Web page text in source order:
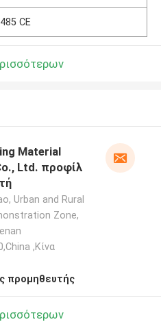
CE
Material
Ltd. προφίλ
Urban and Rural
Zone,
,Κίνα
προμηθευτής